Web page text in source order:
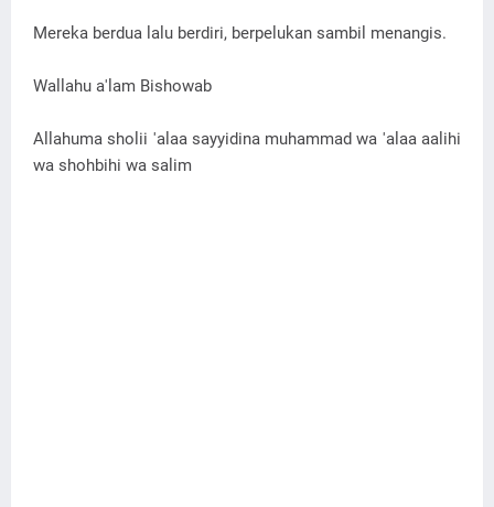
Mereka berdua lalu berdiri, berpelukan sambil menangis.
Wallahu a'lam Bishowab
Allahuma sholii 'alaa sayyidina muhammad wa 'alaa aalihi
wa shohbihi wa salim